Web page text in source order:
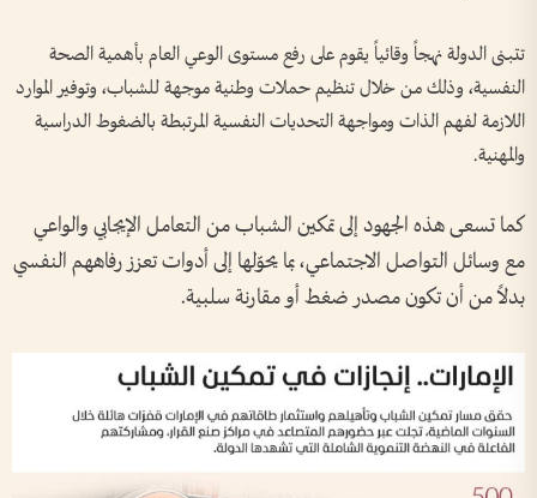
تتبنى الدولة نهجاً وقائياً يقوم على رفع مستوى الوعي العام بأهمية الصحة
النفسية، وذلك من خلال تنظيم حملات وطنية موجهة للشباب، وتوفير الموارد
اللازمة لفهم الذات ومواجهة التحديات النفسية المرتبطة بالضغوط الدراسية
والمهنية.
كما تسعى هذه الجهود إلى تمكين الشباب من التعامل الإيجابي والواعي
مع وسائل التواصل الاجتماعي، بما يحوّلها إلى أدوات تعزز رفاههم النفسي
بدلاً من أن تكون مصدر ضغط أو مقارنة سلبية.